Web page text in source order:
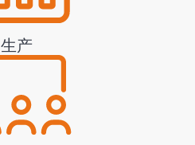
生产